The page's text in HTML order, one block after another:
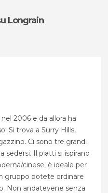
Longrain
2006 e da allora ha
Si trova a Surry Hills,
Ci sono tre grandi
sedersi. Il piatti si ispirano
cinese: è ideale per
gruppo potete ordinare
Non andatevene senza